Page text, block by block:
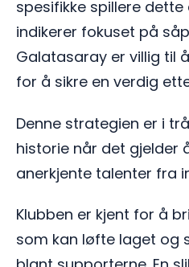
spesifikke spillere
indikerer fokuset på
Galatasaray er villig til
for å sikre en verdig
Denne strategien er i
historie når det gjelder
anerkjente talenter fra
Klubben er kjent for å
som kan løfte laget og